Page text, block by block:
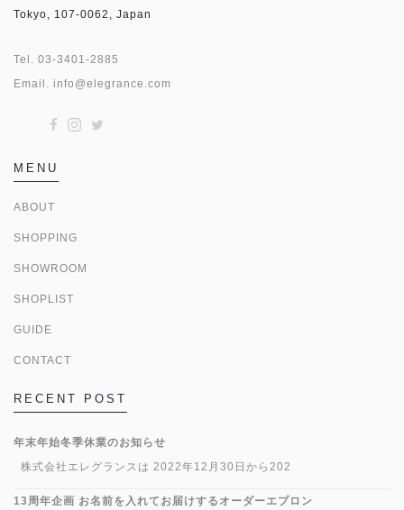
Tokyo, 107-0062, Japan
Tel. 03-3401-2885
Email. info@elegrance.com
MENU
ABOUT
SHOPPING
SHOWROOM
SHOPLIST
GUIDE
CONTACT
RECENT POST
年末年始冬季休業のお知らせ
株式会社エレグランスは 2022年12月30日から202
13周年企画 お名前を入れてお届けするオーダーエプロン